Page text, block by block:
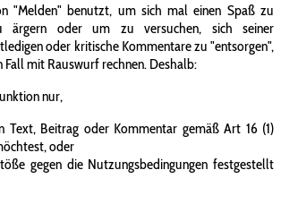
"Melden" benutzt, um sich mal einen Spaß zu
ärgern oder um zu versuchen, sich seiner
oder kritische Kommentare zu "entsorgen",
mit Rauswurf rechnen. Deshalb:
nur,
Text, Beitrag oder Kommentar gemäß Art 16 (1)
oder
gegen die Nutzungsbedingungen festgestellt